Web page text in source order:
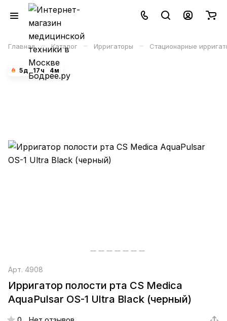
Главная – Каталог – Ирригаторы – Стационарные
5д 17 ч 4м
Арт. 4908
Ирригатор полости рта CS Medica
AquaPulsar OS-1 Ultra Black (черный)